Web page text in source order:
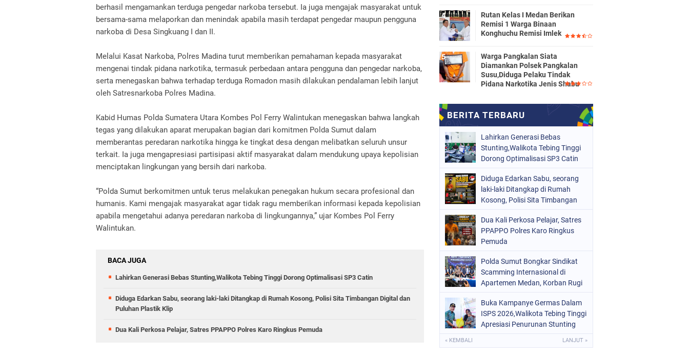
berhasil mengamankan terduga pengedar narkoba tersebut. Ia juga mengajak masyarakat untuk
bersama-sama melaporkan dan menindak apabila masih terdapat pengedar maupun pengguna
narkoba di Desa Singkuang I dan II.
Melalui Kasat Narkoba, Polres Madina turut memberikan pemahaman kepada masyarakat
mengenai tindak pidana narkotika, termasuk perbedaan antara pengguna dan pengedar narkoba,
serta menegaskan bahwa terhadap terduga Romadon masih dilakukan pendalaman lebih lanjut
oleh Satresnarkoba Polres Madina.
Kabid Humas Polda Sumatera Utara Kombes Pol Ferry Walintukan menegaskan bahwa langkah
tegas yang dilakukan aparat merupakan bagian dari komitmen Polda Sumut dalam
memberantas peredaran narkotika hingga ke tingkat desa dengan melibatkan seluruh unsur
terkait. Ia juga mengapresiasi partisipasi aktif masyarakat dalam mendukung upaya kepolisian
menciptakan lingkungan yang bersih dari narkoba.
“Polda Sumut berkomitmen untuk terus melakukan penegakan hukum secara profesional dan
humanis. Kami mengajak masyarakat agar tidak ragu memberikan informasi kepada kepolisian
apabila mengetahui adanya peredaran narkoba di lingkungannya,” ujar Kombes Pol Ferry
Walintukan.
BACA JUGA
Lahirkan Generasi Bebas Stunting,Walikota Tebing Tinggi Dorong Optimalisasi SP3 Catin
Diduga Edarkan Sabu, seorang laki-laki Ditangkap di Rumah Kosong, Polisi Sita Timbangan Digital dan
Puluhan Plastik Klip
Dua Kali Perkosa Pelajar, Satres PPAPPO Polres Karo Ringkus Pemuda
Rutan Kelas I Medan Berikan
Remisi 1 Warga Binaan
Konghuchu Remisi Imlek
Warga Pangkalan Siata
Diamankan Polsek Pangkalan
Susu,Diduga Pelaku Tindak
Pidana Narkotika Jenis Shabu
Lahirkan Generasi Bebas
Stunting,Walikota Tebing Tinggi
Dorong Optimalisasi SP3 Catin
Diduga Edarkan Sabu, seorang
laki-laki Ditangkap di Rumah
Kosong, Polisi Sita Timbangan
Dua Kali Perkosa Pelajar, Satres
PPAPPO Polres Karo Ringkus
Pemuda
Polda Sumut Bongkar Sindikat
Scamming Internasional di
Apartemen Medan, Korban Rugi
Buka Kampanye Germas Dalam
ISPS 2026,Walikota Tebing Tinggi
Apresiasi Penurunan Stunting
« KEMBALI LANJUT »